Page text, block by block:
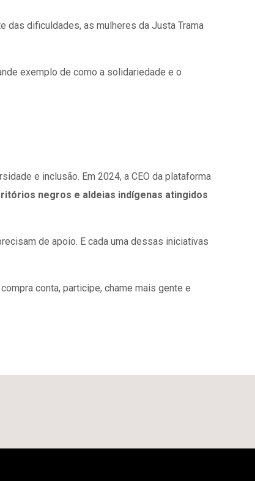
dificuldades, as mulheres da Justa Trama
exemplo de como a solidariedade e o
e inclusão. Em 2024, a CEO da plataforma
negros e aldeias indígenas atingidos
de apoio. E cada uma dessas iniciativas
conta, participe, chame mais gente e